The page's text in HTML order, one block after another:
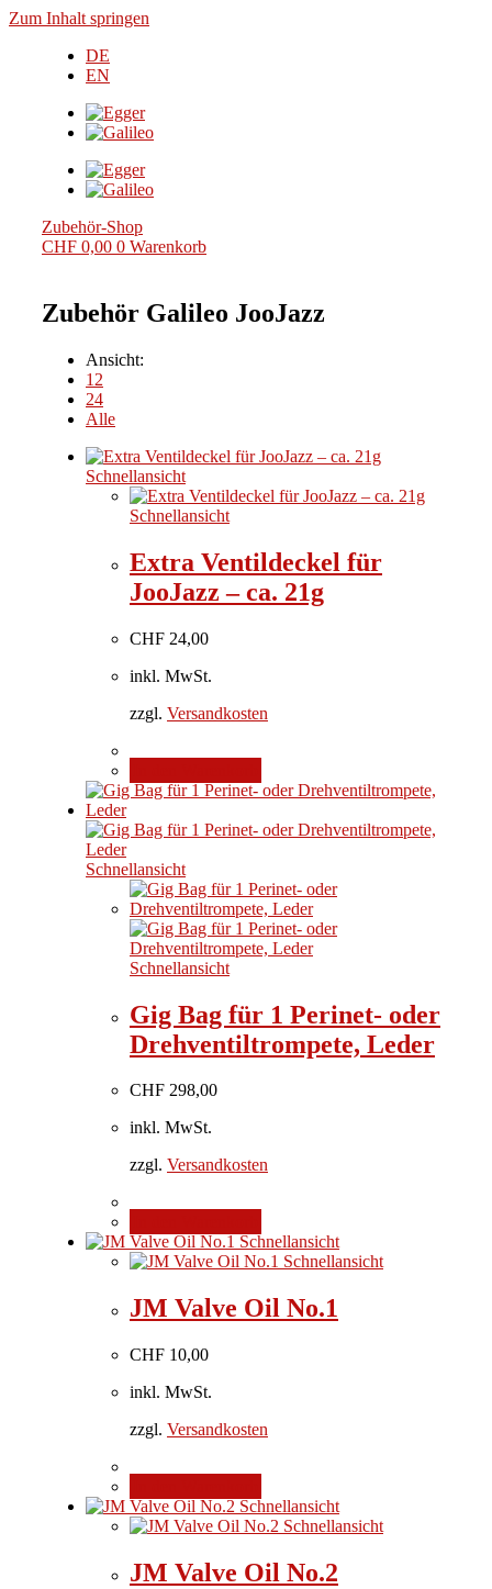
Zum Inhalt springen
DE
EN
Zubehör-Shop
CHF 0,00 0 Warenkorb
Zubehör Galileo JooJazz
Ansicht:
12
24
Alle
Schnellansicht
Schnellansicht
Extra Ventildeckel für
JooJazz – ca. 21g
CHF 24,00
inkl. MwSt.
zzgl. Versandkosten
Schnellansicht
Schnellansicht
Gig Bag für 1 Perinet- oder
Drehventiltrompete, Leder
CHF 298,00
inkl. MwSt.
zzgl. Versandkosten
Schnellansicht
Schnellansicht
JM Valve Oil No.1
CHF 10,00
inkl. MwSt.
zzgl. Versandkosten
Schnellansicht
Schnellansicht
JM Valve Oil No.2